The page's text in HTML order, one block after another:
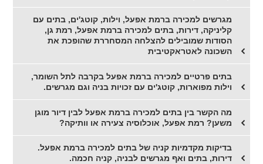
מגרשים למכירה ברמת אפעל, וילות, קוטג'ים, בתים עם
קליניקה, דירות, בתים למכירה ברמת אפעל, רמת גן,
הסודות שמובילים להצלחה המסחררת שהופכת את
השכונה לאטראקטיבית
בתים פרטיים למכירה ברמת אפעל בקרבה לתל השומר,
וילות מפוארות, קוטג'ים עם זכויות בניה וגם מגרשים.
מה הקשר בין בתים למכירה ברמת אפעל לבין דיור מוגן
משען? רמת אפעל, אוכלוסיה צעירה או וותיקה?
בדיקות מקדמיות קניה של בתים למכירה ברמת אפעל.
דירות, בתים ואף מגרשים לבניה, קניה חכמה.